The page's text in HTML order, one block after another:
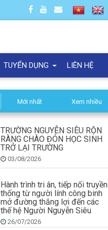
TUYỂN DỤNG LIÊN HỆ
Mới nhất Xem nhiều
TRƯỜNG NGUYỄN SIÊU RỘN
RÀNG CHÀO ĐÓN HỌC SINH
TRỞ LẠI TRƯỜNG
03/08/2026
Hành trình tri ân, tiếp nối truyền
thống từ người lính công binh
mở đường thắng lợi đến các
thế hệ Người Nguyễn Siêu
26/07/2026